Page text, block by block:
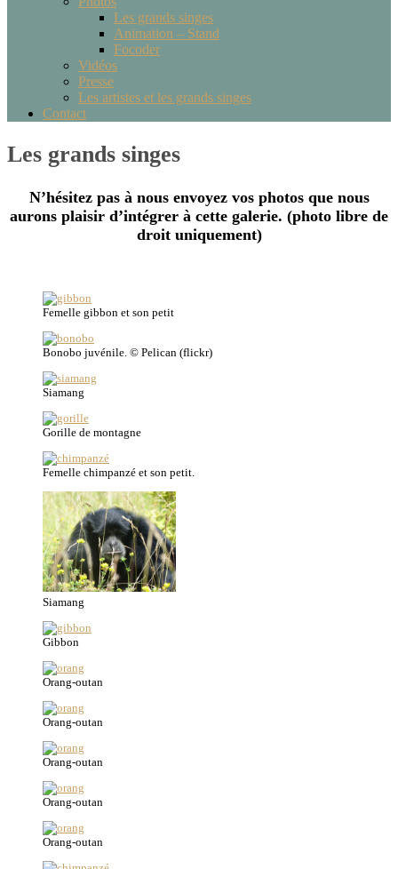
Les grands singes
Animation – Stand
Focoder
Vidéos
Presse
Les artistes et les grands singes
Contact
Les grands singes
N’hésitez pas à nous envoyez vos photos que nous
aurons plaisir d’intégrer à cette galerie. (photo libre de
droit uniquement)
Femelle gibbon et son petit
Bonobo juvénile. © Pelican (flickr)
Siamang
Gorille de montagne
Femelle chimpanzé et son petit.
Siamang
Gibbon
Orang-outan
Orang-outan
Orang-outan
Orang-outan
Orang-outan